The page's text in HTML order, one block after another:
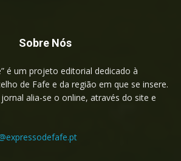
Sobre Nós
é um projeto editorial dedicado à
de Fafe e da região em que se insere.
alia-se o online, através do site e